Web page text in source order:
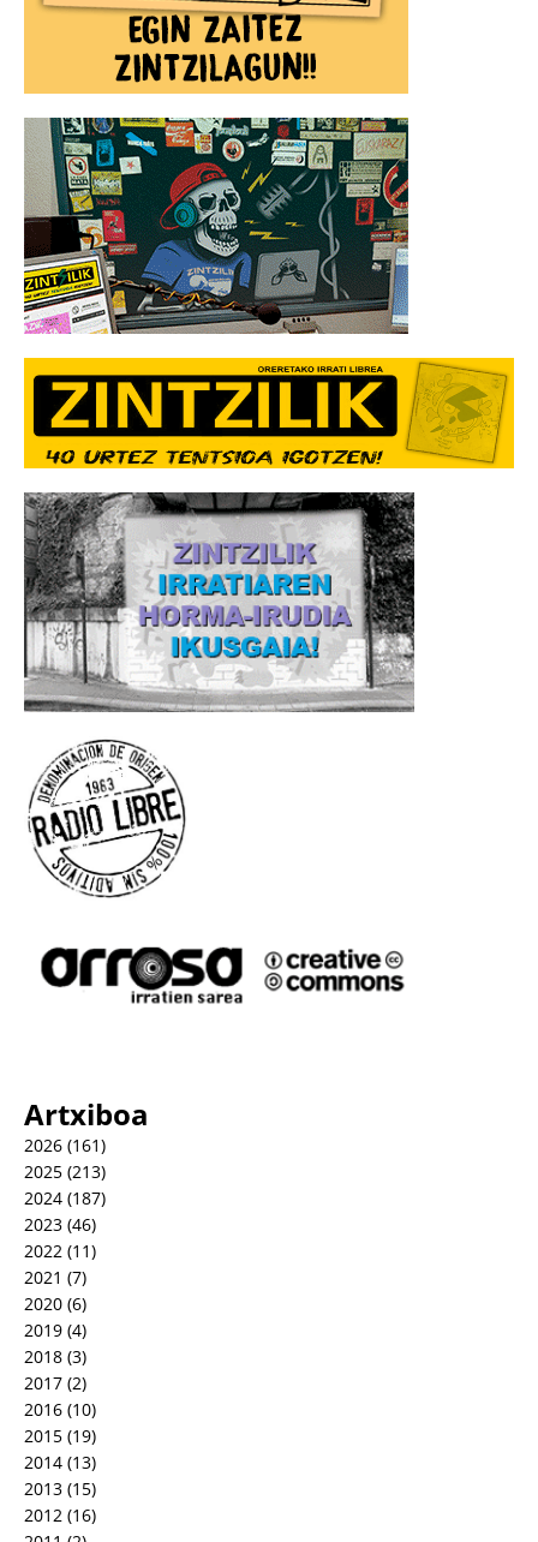
Artxiboa
2026 (161)
2025 (213)
2024 (187)
2023 (46)
2022 (11)
2021 (7)
2020 (6)
2019 (4)
2018 (3)
2017 (2)
2016 (10)
2015 (19)
2014 (13)
2013 (15)
2012 (16)